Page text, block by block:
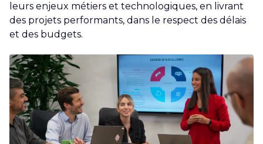
RÉALISATIONS
À PROPOS
CARRIÈRE NOUS CONTACTER
leurs enjeux métiers et technologiques, en livrant
des projets performants, dans le respect des délais
et des budgets.